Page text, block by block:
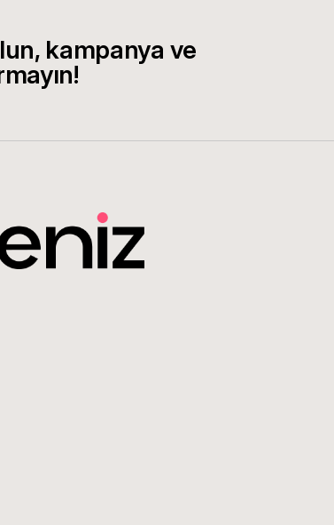
kampanya ve